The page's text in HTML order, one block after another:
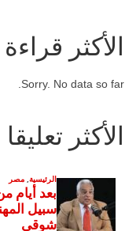
الأكثر قراءة
Sorry. No data so far.
الأكثر تعليقا